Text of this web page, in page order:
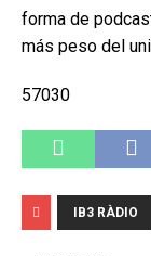
forma de
más peso del
57030
IB3 RÀDIO